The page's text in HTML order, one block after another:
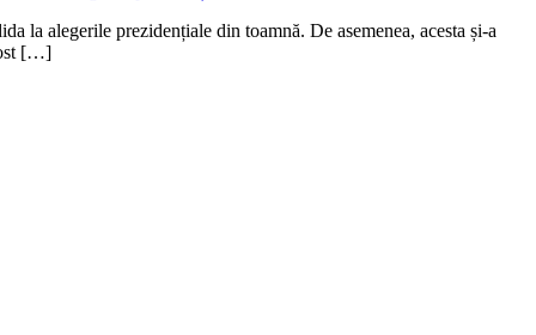
la alegerile prezidențiale din toamnă. De asemenea, acesta și-a
[…]